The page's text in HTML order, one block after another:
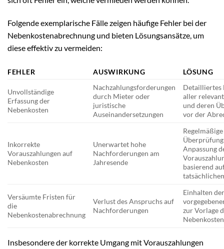
Folgende exemplarische Fälle zeigen häufige Fehler bei der
Nebenkostenabrechnung und bieten Lösungsansätze, um
diese effektiv zu vermeiden:
FEHLER AUSWIRKUNG LÖSUNG
Unvollständige
Erfassung der
Nebenkosten
Nachzahlungsforderungen
durch Mieter oder
juristische
Auseinandersetzungen
Detailliertes
aller
und deren
vor der
Inkorrekte
Vorauszahlungen auf
Nebenkosten
Unerwartet hohe
Nachforderungen am
Jahresende
Regelmäßige
Anpassung
basierend
Versäumte Fristen für
die
Nebenkostenabrechnung
Verlust des Anspruchs auf
Nachforderungen
Einhalten
zur Vorlage
Insbesondere der korrekte Umgang mit Vorauszahlungen